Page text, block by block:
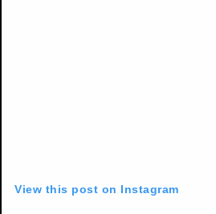
View this post on Instagram